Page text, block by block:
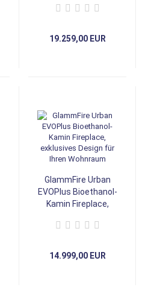
für Ihren Wohnraum
19.259,00 EUR
GlammFire Urban
EVOPlus Bioethanol-
Kamin Fireplace,
für Ihren Wohnraum
14.999,00 EUR